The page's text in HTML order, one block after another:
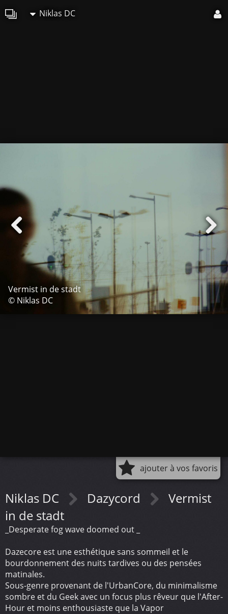
Niklas DC
Vermist in de stadt
© Niklas DC
ajouter à vos favoris
Niklas DC Dazycord
Vermist
in de stadt
_Desperate fog wave doomed out _
Dazecore est une esthétique sans sommeil et le
bourdonnement des nuits tardives ou des pensées
matinales.
Sous-genre provenant de l'UrbanCore, du minimalisme
sombre et du Geek avec un focus plus rêveur que l'After-
Hour et moins enthousiaste que la Vapor